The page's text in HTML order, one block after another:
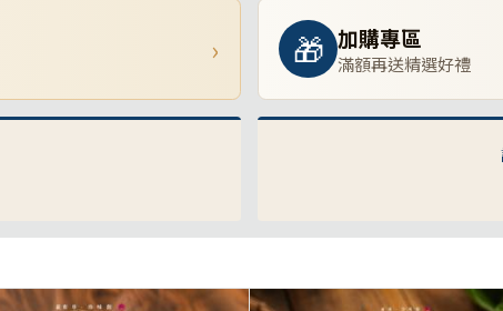
› 🎁 加購專區
滿額再送精選好禮